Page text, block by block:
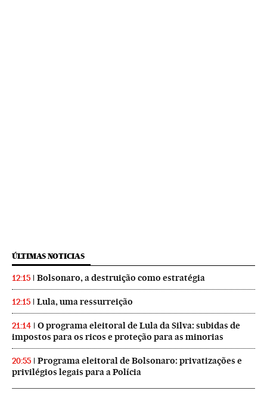
ÚLTIMAS NOTICIAS
12:15 Bolsonaro, a destruição como estratégia
12:15 Lula, uma ressurreição
21:14
O programa eleitoral de Lula da Silva: subidas de
impostos para os ricos e proteção para as minorias
20:55
Programa eleitoral de Bolsonaro: privatizações e
privilégios legais para a Polícia